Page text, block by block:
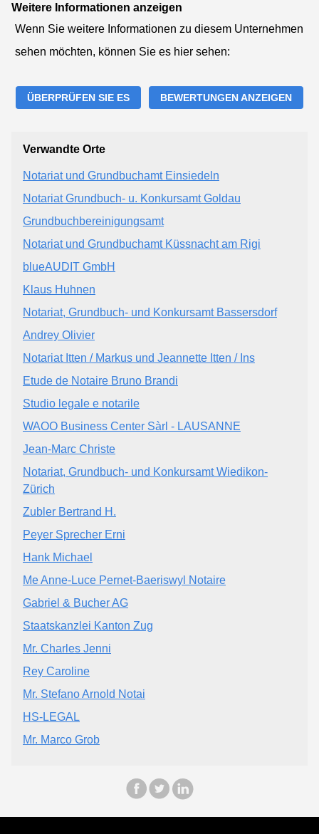
Weitere Informationen anzeigen
Wenn Sie weitere Informationen zu diesem Unternehmen
sehen möchten, können Sie es hier sehen:
ÜBERPRÜFEN SIE ES BEWERTUNGEN ANZEIGEN
Verwandte Orte
Notariat und Grundbuchamt Einsiedeln
Notariat Grundbuch- u. Konkursamt Goldau
Grundbuchbereinigungsamt
Notariat und Grundbuchamt Küssnacht am Rigi
blueAUDIT GmbH
Klaus Huhnen
Notariat, Grundbuch- und Konkursamt Bassersdorf
Andrey Olivier
Notariat Itten / Markus und Jeannette Itten / Ins
Etude de Notaire Bruno Brandi
Studio legale e notarile
WAOO Business Center Sàrl - LAUSANNE
Jean-Marc Christe
Notariat, Grundbuch- und Konkursamt Wiedikon-
Zürich
Zubler Bertrand H.
Peyer Sprecher Erni
Hank Michael
Me Anne-Luce Pernet-Baeriswyl Notaire
Gabriel & Bucher AG
Staatskanzlei Kanton Zug
Mr. Charles Jenni
Rey Caroline
Mr. Stefano Arnold Notai
HS-LEGAL
Mr. Marco Grob